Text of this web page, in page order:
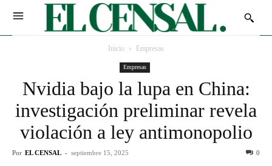
Inicio Empresas
Empresas
Nvidia bajo la lupa en China:
investigación preliminar revela
violación a ley antimonopolio
Por EL CENSAL - septiembre 15, 2025 0